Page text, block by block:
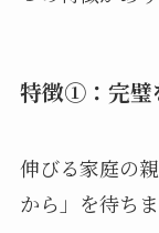
特徴①：完璧
伸びる家庭の
から」を待ちま